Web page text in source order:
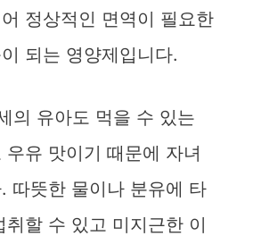
정상적인 면역이 필요한
되는 영양제입니다.
의 유아도 먹을 수 있는
우유 맛이기 때문에 자녀
따뜻한 물이나 분유에 타
취할 수 있고 미지근한 이